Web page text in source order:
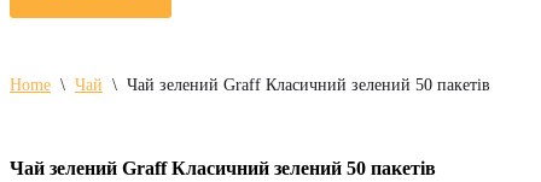
Home \ Чай \ Чай зелений Graff Класичний зелений 50 пакетів
Чай зелений Graff Класичний зелений 50 пакетів